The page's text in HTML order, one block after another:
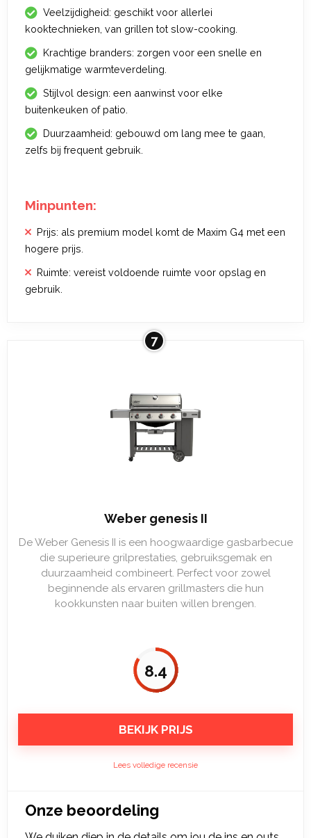
Veelzijdigheid: geschikt voor allerlei
kooktechnieken, van grillen tot slow-cooking.
Krachtige branders: zorgen voor een snelle en
gelijkmatige warmteverdeling.
Stijlvol design: een aanwinst voor elke
buitenkeuken of patio.
Duurzaamheid: gebouwd om lang mee te gaan,
zelfs bij frequent gebruik.
Minpunten:
Prijs: als premium model komt de Maxim G4 met een
hogere prijs.
Ruimte: vereist voldoende ruimte voor opslag en
gebruik.
7
Weber genesis II
De Weber Genesis II is een hoogwaardige gasbarbecue
die superieure grilprestaties, gebruiksgemak en
duurzaamheid combineert. Perfect voor zowel
beginnende als ervaren grillmasters die hun
kookkunsten naar buiten willen brengen.
8.4
BEKIJK PRIJS
Lees volledige recensie
Onze beoordeling